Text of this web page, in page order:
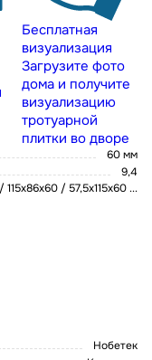
Бесплатная
визуализация
Загрузите фото
дома и получите
визуализацию
тротуарной
плитки во дворе
60 мм
9,4
/ 115х86х60 / 57,5x115x60...
Нобетек